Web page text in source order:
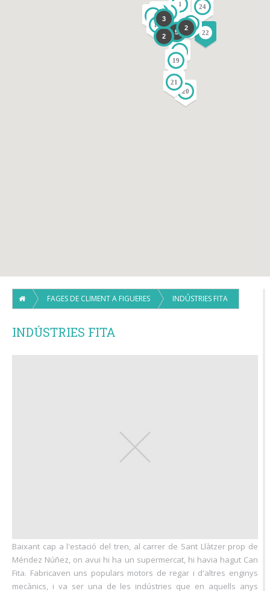
4
11
15
16
17
18
19
20
21
22
23
24
5
2
2
3
FAGES DE CLIMENT A FIGUERES INDÚSTRIES FITA
INDÚSTRIES FITA
Baixant cap a l'estació del tren, al carrer de Sant Llàtzer prop de
Méndez Núñez, on avui hi ha un supermercat, hi havia hagut Can
Fita. Fabricaven uns populars motors de regar i d'altres enginys
mecànics, i va ser una de les indústries que en aquells anys